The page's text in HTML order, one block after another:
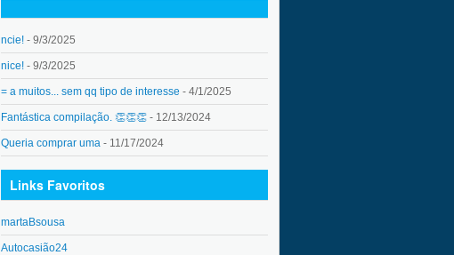
ncie! - 9/3/2025
nice! - 9/3/2025
= a muitos... sem qq tipo de interesse - 4/1/2025
Fantástica compilação. 👏👏👏 - 12/13/2024
Queria comprar uma - 11/17/2024
Links Favoritos
martaBsousa
Autocasião24